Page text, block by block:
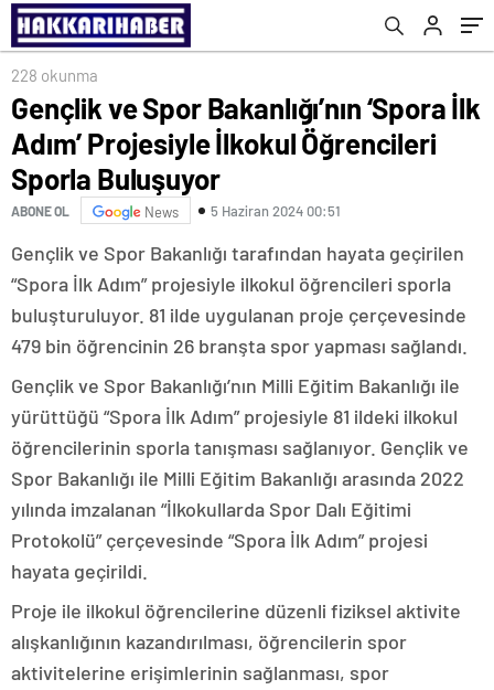
Buluşuyor
228 okunma
Gençlik ve Spor Bakanlığı’nın ‘Spora İlk
Adım’ Projesiyle İlkokul Öğrencileri
Sporla Buluşuyor
ABONE OL News 5 Haziran 2024 00:51
Gençlik ve Spor Bakanlığı tarafından hayata geçirilen
“Spora İlk Adım” projesiyle ilkokul öğrencileri sporla
buluşturuluyor. 81 ilde uygulanan proje çerçevesinde
479 bin öğrencinin 26 branşta spor yapması sağlandı.
Gençlik ve Spor Bakanlığı’nın Milli Eğitim Bakanlığı ile
yürüttüğü “Spora İlk Adım” projesiyle 81 ildeki ilkokul
öğrencilerinin sporla tanışması sağlanıyor. Gençlik ve
Spor Bakanlığı ile Milli Eğitim Bakanlığı arasında 2022
yılında imzalanan “İlkokullarda Spor Dalı Eğitimi
Protokolü” çerçevesinde “Spora İlk Adım” projesi
hayata geçirildi.
Proje ile ilkokul öğrencilerine düzenli fiziksel aktivite
alışkanlığının kazandırılması, öğrencilerin spor
aktivitelerine erişimlerinin sağlanması, spor